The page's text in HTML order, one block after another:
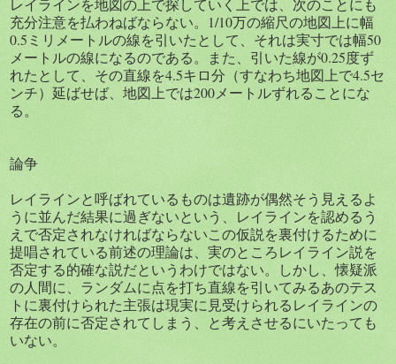
レイラインを地図の上で探していく上では、次のことにも
充分注意を払わねばならない。1/10万の縮尺の地図上に幅
0.5ミリメートルの線を引いたとして、それは実寸では幅50
メートルの線になるのである。また、引いた線が0.25度ず
れたとして、その直線を4.5キロ分（すなわち地図上で4.5セ
ンチ）延ばせば、地図上では200メートルずれることにな
る。
論争
レイラインと呼ばれているものは遺跡が偶然そう見えるよ
うに並んだ結果に過ぎないという、レイラインを認めるう
えで否定されなければならないこの仮説を裏付けるために
提唱されている前述の理論は、実のところレイライン説を
否定する的確な説だというわけではない。しかし、懐疑派
の人間に、ランダムに点を打ち直線を引いてみるあのテス
トに裏付けられた主張は現実に見受けられるレイラインの
存在の前に否定されてしまう、と考えさせるにいたっても
いない。